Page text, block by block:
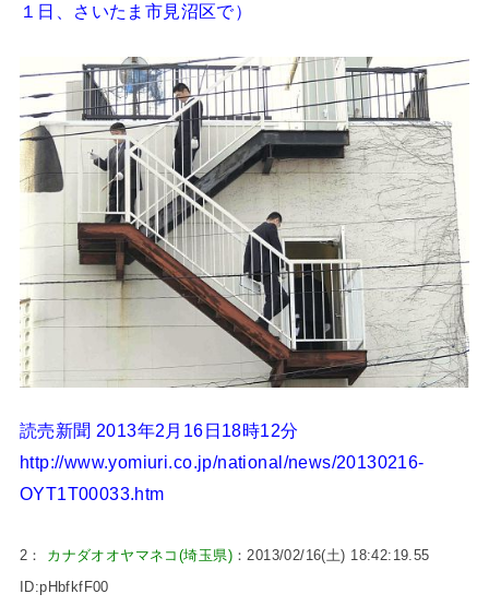
１日、さいたま市見沼区で）
読売新聞 2013年2月16日18時12分
http://www.yomiuri.co.jp/national/news/20130216-
OYT1T00033.htm
2： カナダオオヤマネコ(埼玉県)：2013/02/16(土) 18:42:19.55
ID:pHbfkfF00